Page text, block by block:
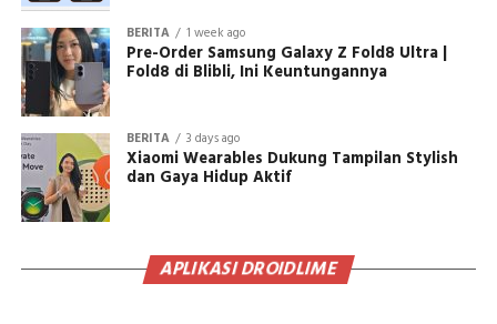
BERITA 1 week ago
Pre-Order Samsung Galaxy Z Fold8 Ultra |
Fold8 di Blibli, Ini Keuntungannya
BERITA 3 days ago
Xiaomi Wearables Dukung Tampilan Stylish
dan Gaya Hidup Aktif
APLIKASI DROIDLIME